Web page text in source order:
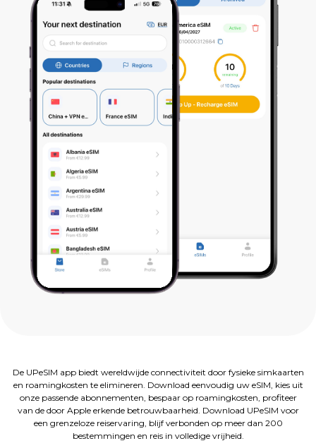
De UPeSIM app biedt wereldwijde connectiviteit door fysieke simkaarten
en roamingkosten te elimineren. Download eenvoudig uw eSIM, kies uit
onze passende abonnementen, bespaar op roamingkosten, profiteer
van de door Apple erkende betrouwbaarheid. Download UPeSIM voor
een grenzeloze reiservaring, blijf verbonden op meer dan 200
bestemmingen en reis in volledige vrijheid.